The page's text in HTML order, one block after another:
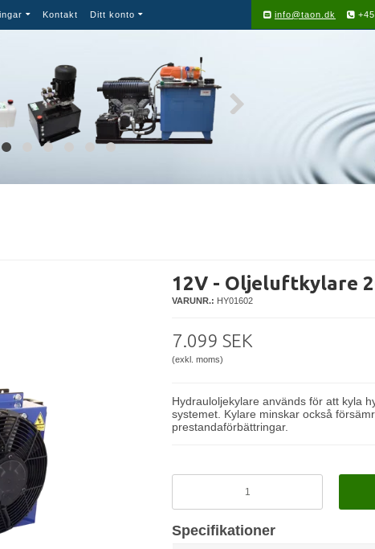
Kontakt Ditt konto info@taon.dk
12V - Oljeluftkylare
VARUNR.: HY01602
7.099 SEK
(exkl. moms)
Hydrauloljekylare används för att kyla
systemet. Kylare minskar också
prestandaförbättringar.
Specifikationer